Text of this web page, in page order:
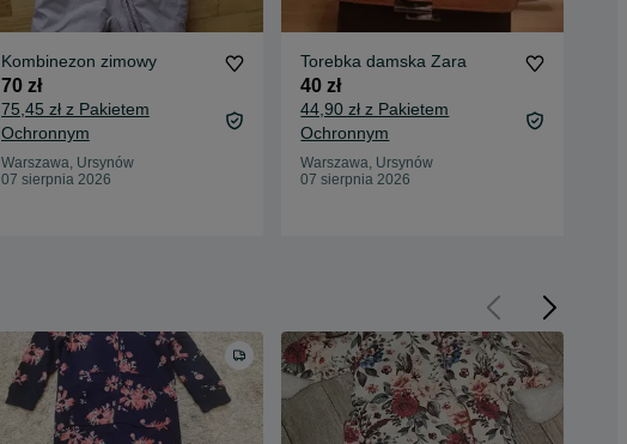
Kombinezon zimowy
70 zł
75,45 zł z Pakietem
Ochronnym
Warszawa, Ursynów
07 sierpnia 2026
Torebka damska Zara
40 zł
44,90 zł z Pakietem
Ochronnym
Warszawa, Ursynów
07 sierpnia 2026